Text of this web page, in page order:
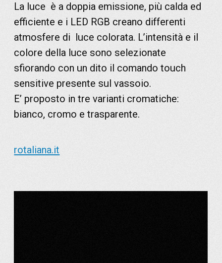
La luce è a doppia emissione, più calda ed
efficiente e i LED RGB creano differenti
atmosfere di luce colorata. L’intensità e il
colore della luce sono selezionate
sfiorando con un dito il comando touch
sensitive presente sul vassoio.
E’ proposto in tre varianti cromatiche:
bianco, cromo e trasparente.
rotaliana.it